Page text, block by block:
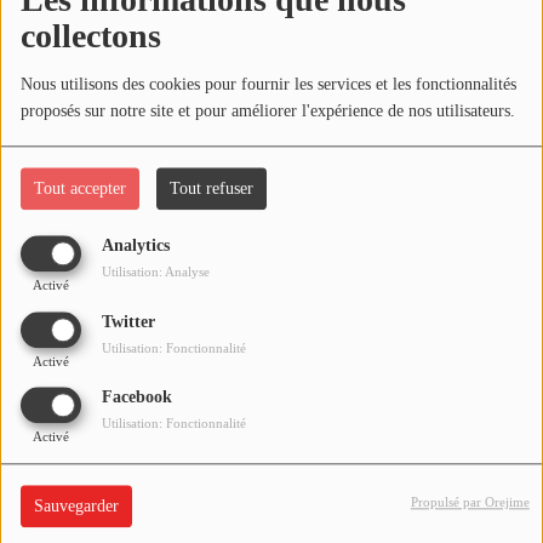
collectons
Nous utilisons des cookies pour fournir les services et les fonctionnalités
proposés sur notre site et pour améliorer l'expérience de nos utilisateurs.
Tout accepter Tout refuser
Analytics
Activé
Utilisation: Analyse
Twitter
Activé
Utilisation: Fonctionnalité
Facebook
Activé
Utilisation: Fonctionnalité
Sauvegarder Propulsé par Orejime
PODCASTS
Agenda
Titres diffusés
Se connecter
Dessinateur - 6 décembre 2014
Directeur de l'Union des Vignerons - 6
décembre 2014